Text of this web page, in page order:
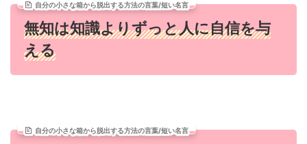
自分の小さな箱から脱出する方法の言葉/短い名言
無知は知識よりずっと人に自信を与
える
自分の小さな箱から脱出する方法の言葉/短い名言